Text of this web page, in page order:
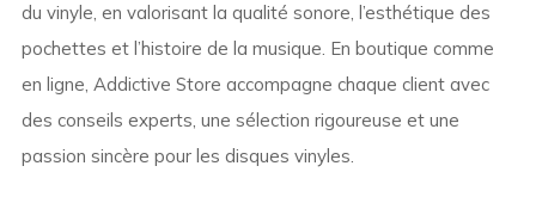
du vinyle, en valorisant la qualité sonore, l’esthétique des
pochettes et l’histoire de la musique. En boutique comme
en ligne, Addictive Store accompagne chaque client avec
des conseils experts, une sélection rigoureuse et une
passion sincère pour les disques vinyles.